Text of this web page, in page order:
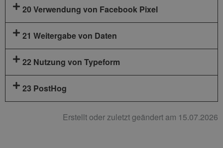
20 Verwendung von Facebook Pixel
21 Weitergabe von Daten
22 Nutzung von Typeform
23 PostHog
Erstellt oder zuletzt geändert am 15.07.2026